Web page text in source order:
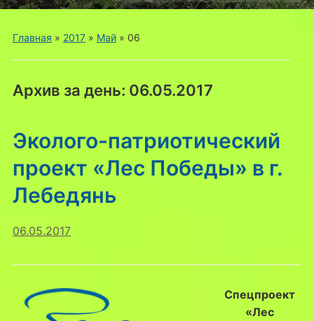
меню
Главная » 2017» Май» 06
Архив за день: 06.05.2017
Эколого-патриотический
проект «Лес Победы» в г.
Лебедянь
06.05.2017
Спецпроект
«Лес